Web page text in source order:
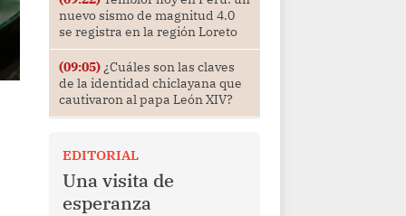
nuevo sismo de magnitud 4.0
se registra en la región Loreto
(09:05)¿Cuáles son las claves
de la identidad chiclayana que
cautivaron al papa León XIV?
EDITORIAL
Una visita de
esperanza